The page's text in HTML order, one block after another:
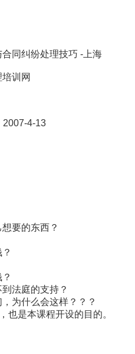
同纠纷处理技巧 -上海
训网
2007-4-13
要的东西？
法庭的支持？
为什么会这样？？？
也是本课程开设的目的。